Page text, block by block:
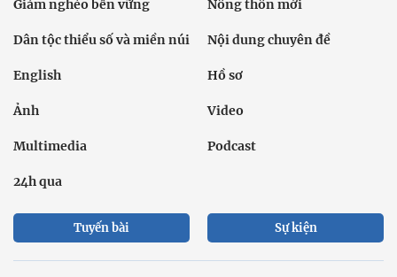
Giảm nghèo bền vững Nông thôn mới
Dân tộc thiểu số và miền núi Nội dung chuyên đề
English Hồ sơ
Ảnh Video
Multimedia Podcast
24h qua
Tuyến bài Sự kiện